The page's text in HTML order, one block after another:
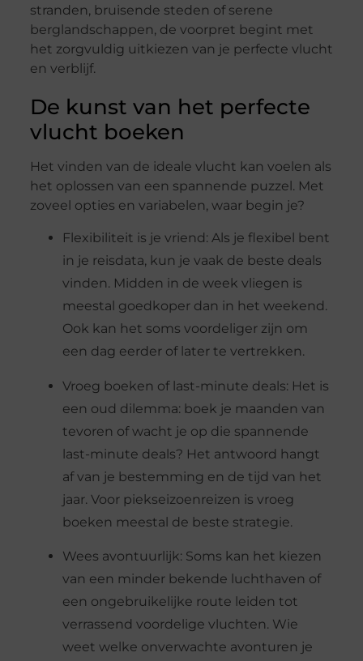
stranden, bruisende steden of serene
berglandschappen, de voorpret begint met
het zorgvuldig uitkiezen van je perfecte vlucht
en verblijf.
De kunst van het perfecte
vlucht boeken
Het vinden van de ideale vlucht kan voelen als
het oplossen van een spannende puzzel. Met
zoveel opties en variabelen, waar begin je?
Flexibiliteit is je vriend: Als je flexibel bent
in je reisdata, kun je vaak de beste deals
vinden. Midden in de week vliegen is
meestal goedkoper dan in het weekend.
Ook kan het soms voordeliger zijn om
een dag eerder of later te vertrekken.
Vroeg boeken of last-minute deals: Het is
een oud dilemma: boek je maanden van
tevoren of wacht je op die spannende
last-minute deals? Het antwoord hangt
af van je bestemming en de tijd van het
jaar. Voor piekseizoenreizen is vroeg
boeken meestal de beste strategie.
Wees avontuurlijk: Soms kan het kiezen
van een minder bekende luchthaven of
een ongebruikelijke route leiden tot
verrassend voordelige vluchten. Wie
weet welke onverwachte avonturen je